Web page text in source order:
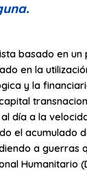
basado en
en la
y la
día a la
el acumulado
a guerras
Humanitario